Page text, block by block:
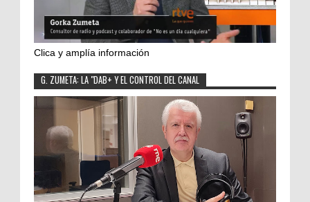
Clica y amplía información
G. ZUMETA: LA "DAB+ Y EL CONTROL DEL CANAL